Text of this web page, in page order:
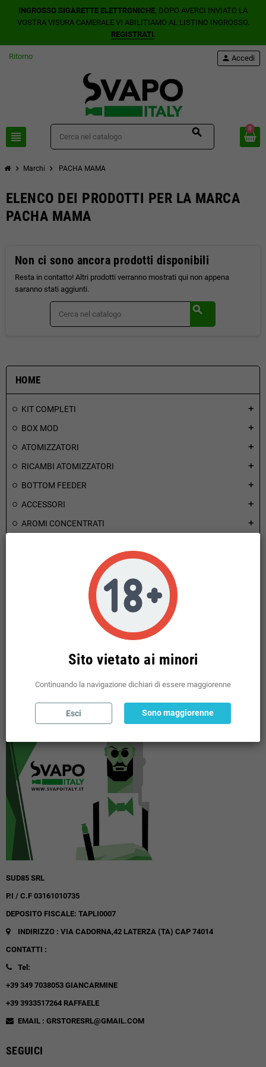
INGROSSO SIGARETTE ELETTRONICHE, DOPO AVERCI INVIATO LA
VOSTRA VISURA CAMERALE VI ABILITIAMO AL LISTINO INGROSSO.
REGISTRATI.
Ritorno
view_headline search
person Accedi
0
chevron_right Marchi chevron_right PACHA MAMA
HOME
KIT COMPLETI add
BOX MOD add
ATOMIZZATORI add
RICAMBI ATOMIZZATORI add
BOTTOM FEEDER add
ACCESSORI add
AROMI CONCENTRATI add
BASI NEUTRE VG PG E NICOTINE
MINI SHOT 10 + 10 TPD
POD PRERICARICATE
SHOT 20 / 60 ML MIX SERIES
ELENCO DEI PRODOTTI PER LA MARCA
PACHA MAMA
Non ci sono ancora prodotti disponibili
Resta in contatto! Altri prodotti verranno mostrati qui non appena
saranno stati aggiunti.
search
SUD85 SRL
P.I / C.F 03161010735
DEPOSITO FISCALE: TAPLI0007
INDIRIZZO : VIA CADORNA,42 LATERZA (TA) CAP 74014
CONTATTI :
Tel:
+39 349 7038053 GIANCARMINE
+39 3933517264 RAFFAELE
EMAIL : GRSTORESRL@GMAIL.COM
SEGUICI
Sito vietato ai minori
Continuando la navigazione dichiari di essere maggiorenne
Esci Sono maggiorenne